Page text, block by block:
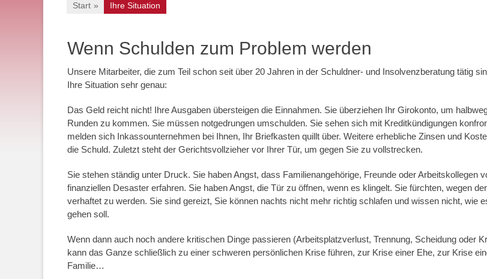
Start » Ihre Situation
Wenn Schulden zum Problem werden
Unsere Mitarbeiter, die zum Teil schon seit über 20 Jahren in der Schuldner- und Insolvenzberatung tätig
Ihre Situation sehr genau:
Das Geld reicht nicht! Ihre Ausgaben übersteigen die Einnahmen. Sie überziehen Ihr Girokonto, um
Runden zu kommen. Sie müssen notgedrungen umschulden. Sie sehen sich mit Kreditkündigungen
melden sich Inkassounternehmen bei Ihnen, Ihr Briefkasten quillt über. Weitere erhebliche Zinsen und
die Schuld. Zuletzt steht der Gerichtsvollzieher vor Ihrer Tür, um gegen Sie zu vollstrecken.
Sie stehen ständig unter Druck. Sie haben Angst, dass Familienangehörige, Freunde oder Arbeitskollegen
finanziellen Desaster erfahren. Sie haben Angst, die Tür zu öffnen, wenn es klingelt. Sie fürchten, wegen
verhaftet zu werden. Sie sind gereizt, Sie können nachts nicht mehr richtig schlafen und wissen nicht, wie
gehen soll.
Wenn dann auch noch andere kritischen Dinge passieren (Arbeitsplatzverlust, Trennung, Scheidung oder
kann das Ganze schließlich zu einer schweren persönlichen Krise führen, zur Krise einer Ehe, zur Krise
Familie…